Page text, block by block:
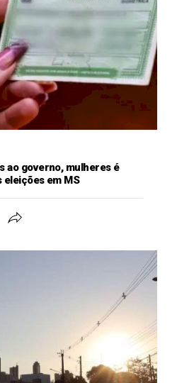
ao governo, mulheres é
eleições em MS